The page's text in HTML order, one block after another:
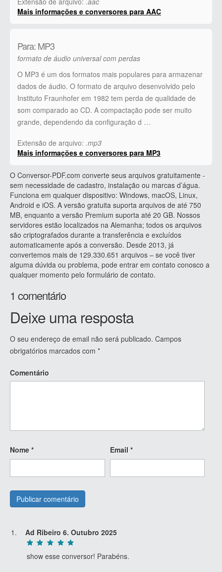
Mais informações e conversores para AAC
Para: MP3
formato de áudio universal com perdas
O MP3 é um dos formatos mais populares para armazenar
dados de áudio. O formato de arquivo desenvolvido pelo
Instituto Fraunhofer em 1982 tem perda de qualidade de
som comparado ao CD. A compactação pode ser muito
grande, dependendo da configuração d …
Extensão de arquivo: .mp3
Mais informações e conversores para MP3
O Conversor-PDF.com converte seus arquivos gratuitamente -
sem necessidade de cadastro, instalação ou marcas d’água.
Funciona em qualquer dispositivo: Windows, macOS, Linux,
Android e iOS. A versão gratuita suporta arquivos de até 750
MB, enquanto a versão Premium suporta até 20 GB. Nossos
servidores estão localizados na Alemanha; todos os arquivos
são criptografados durante a transferência e excluídos
automaticamente após a conversão. Desde 2013, já
convertemos mais de 129.330.651 arquivos – se você tiver
alguma dúvida ou problema, pode entrar em contato conosco a
qualquer momento pelo formulário de contato.
1 comentário
Deixe uma resposta
O seu endereço de email não será publicado. Campos
obrigatórios marcados com *
Comentário
Nome * Email *
Ad Ribeiro 6. Outubro 2025
show esse conversor! Parabéns.